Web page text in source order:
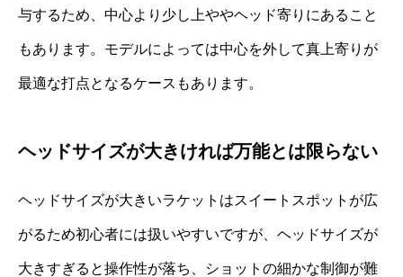
与するため、中心より少し上ややヘッド寄りにあること
もあります。モデルによっては中心を外して真上寄りが
最適な打点となるケースもあります。
ヘッドサイズが大きければ万能とは限らない
ヘッドサイズが大きいラケットはスイートスポットが広
がるため初心者には扱いやすいですが、ヘッドサイズが
大きすぎると操作性が落ち、ショットの細かな制御が難